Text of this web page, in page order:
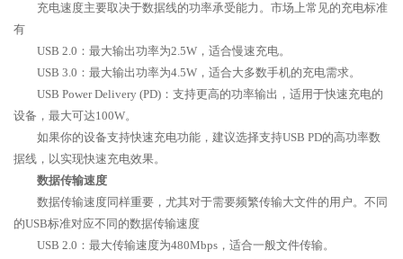
充电速度主要取决于数据线的功率承受能力。市场上常见的充电标准
有
USB 2.0：最大输出功率为2.5W，适合慢速充电。
USB 3.0：最大输出功率为4.5W，适合大多数手机的充电需求。
USB Power Delivery (PD)：支持更高的功率输出，适用于快速充电的
设备，最大可达100W。
如果你的设备支持快速充电功能，建议选择支持USB PD的高功率数
据线，以实现快速充电效果。
数据传输速度
数据传输速度同样重要，尤其对于需要频繁传输大文件的用户。不同
的USB标准对应不同的数据传输速度
USB 2.0：最大传输速度为480Mbps，适合一般文件传输。